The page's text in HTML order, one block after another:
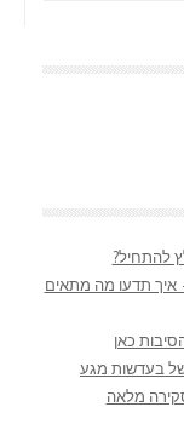
להתחיל?
תדעו מה מתאים
כאן
בעדשות מגע
מלאה